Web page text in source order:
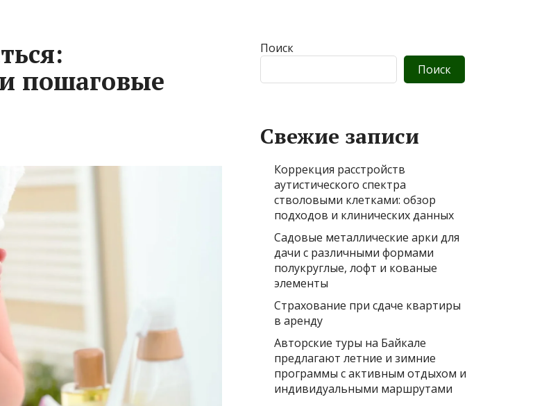
пошаговые
Поиск
Поиск
Свежие записи
Коррекция расстройств
аутистического спектра
стволовыми клетками: обзор
подходов и клинических данных
Садовые металлические арки для
дачи с различными формами
полукруглые, лофт и кованые
элементы
Страхование при сдаче квартиры
в аренду
Авторские туры на Байкале
предлагают летние и зимние
программы с активным отдыхом и
индивидуальными маршрутами